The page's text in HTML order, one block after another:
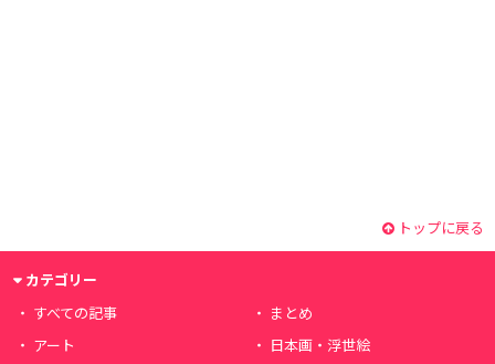
トップに戻る
カテゴリー
すべての記事
まとめ
アート
日本画・浮世絵